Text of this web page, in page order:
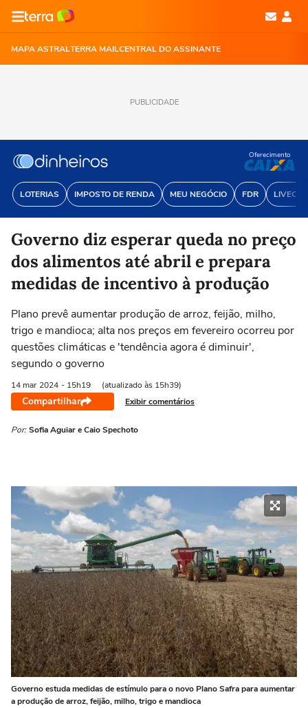
MAPA ASTRALTERRA MAILCENTRAL DO ASSINANTE
PUBLICIDADE
LOTERIAS IMPOSTO DE RENDA MEU NEGÓCIO FDR
Oferecimento
Governo diz esperar queda no preço
dos alimentos até abril e prepara
medidas de incentivo à produção
Plano prevê aumentar produção de arroz, feijão, milho,
trigo e mandioca; alta nos preços em fevereiro ocorreu por
questões climáticas e 'tendência agora é diminuir',
segundo o governo
14 mar 2024 - 15h19 (atualizado às 15h39)
Compartilhar Exibir comentários
Por: Sofia Aguiar e Caio Spechoto
Governo estuda medidas de estímulo para o novo Plano Safra para aumentar
a produção de arroz, feijão, milho, trigo e mandioca